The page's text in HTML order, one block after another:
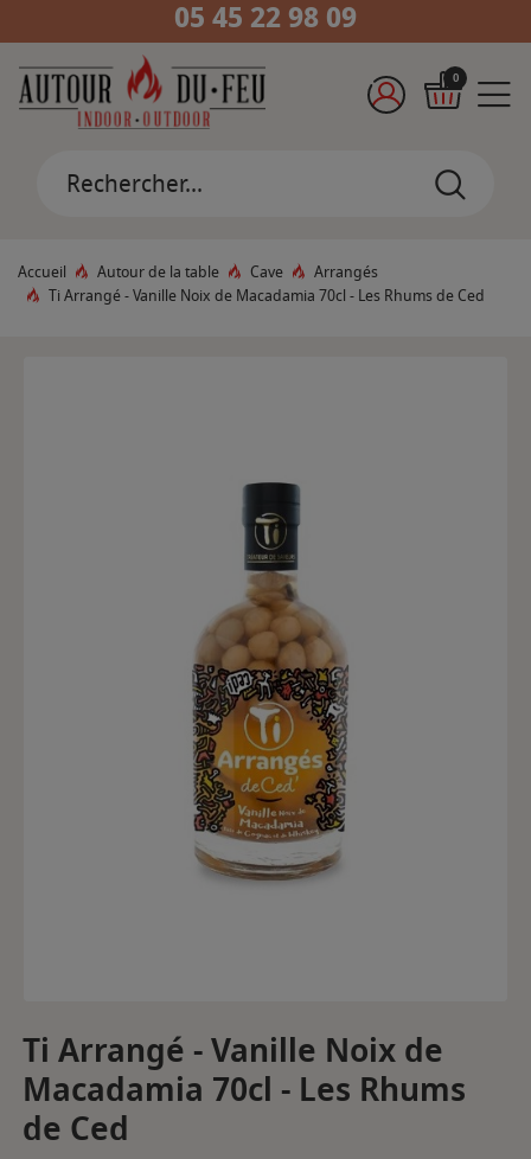
05 45 22 98 09
0
Accueil Autour de la table Cave
Arrangés
Ti Arrangé - Vanille Noix de Macadamia 70cl - Les Rhums de Ced
Ti Arrangé - Vanille Noix de
Macadamia 70cl - Les Rhums
de Ced